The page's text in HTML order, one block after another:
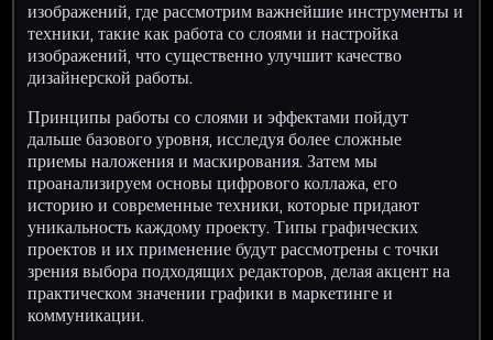
изображений, где рассмотрим важнейшие инструменты и
техники, такие как работа со слоями и настройка
изображений, что существенно улучшит качество
дизайнерской работы.
Принципы работы со слоями и эффектами пойдут
дальше базового уровня, исследуя более сложные
приемы наложения и маскирования. Затем мы
проанализируем основы цифрового коллажа, его
историю и современные техники, которые придают
уникальность каждому проекту. Типы графических
проектов и их применение будут рассмотрены с точки
зрения выбора подходящих редакторов, делая акцент на
практическом значении графики в маркетинге и
коммуникации.